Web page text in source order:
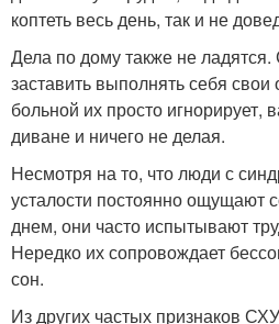
коптеть весь день, так и не
Дела по дому также не ладятся.
заставить выполнять себя
больной их просто игнорирует,
диване и ничего не делая.
Несмотря на то, что люди с
усталости постоянно ощущают
днем, они часто испытывают
Нередко их сопровождает
сон.
Из других частых признаков